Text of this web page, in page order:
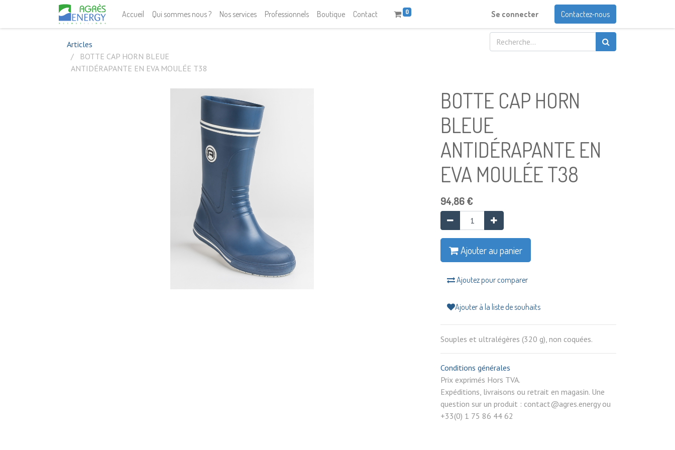
Accueil Qui sommes nous ? Nos services Professionnels Boutique Contact 0 Se connecter Contactez-nous
Articles
BOTTE CAP HORN BLEUE
ANTIDÉRAPANTE EN EVA MOULÉE T38
BOTTE CAP HORN
BLEUE
ANTIDÉRAPANTE EN
EVA MOULÉE T38
94,86€
Ajouter au panier
Ajoutez pour comparer
Ajouter à la liste de souhaits
Souples et ultralégères (320 g), non coquées.
Conditions générales
Prix exprimés Hors TVA.
Expéditions, livraisons ou retrait en magasin. Une
question sur un produit : contact@agres.energy ou
+33(0) 1 75 86 44 62